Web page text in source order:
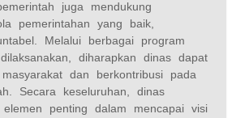
juga mendukung
pemerintahan yang baik,
Melalui berbagai program
diharapkan dinas dapat
dan berkontribusi pada
Secara keseluruhan, dinas
penting dalam mencapai visi